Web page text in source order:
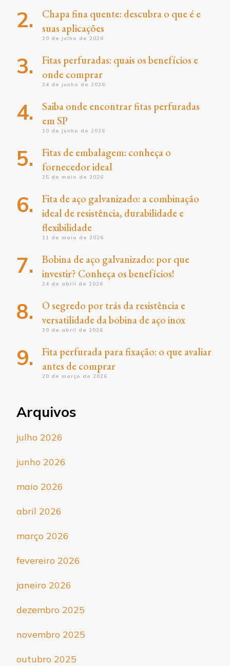
Chapa fina quente: descubra o que é e
suas aplicações
10 de julho de 2026
Fitas perfuradas: quais os benefícios e
onde comprar
24 de junho de 2026
Saiba onde encontrar fitas perfuradas
em SP
10 de junho de 2026
Fitas de embalagem: conheça o
fornecedor ideal
25 de maio de 2026
Fita de aço galvanizado: a combinação
ideal de resistência, durabilidade e
flexibilidade
11 de maio de 2026
Bobina de aço galvanizado: por que
investir? Conheça os benefícios!
24 de abril de 2026
O segredo por trás da resistência e
versatilidade da bobina de aço inox
10 de abril de 2026
Fita perfurada para fixação: o que avaliar
antes de comprar
20 de março de 2026
Arquivos
julho 2026
junho 2026
maio 2026
abril 2026
março 2026
fevereiro 2026
janeiro 2026
dezembro 2025
novembro 2025
outubro 2025